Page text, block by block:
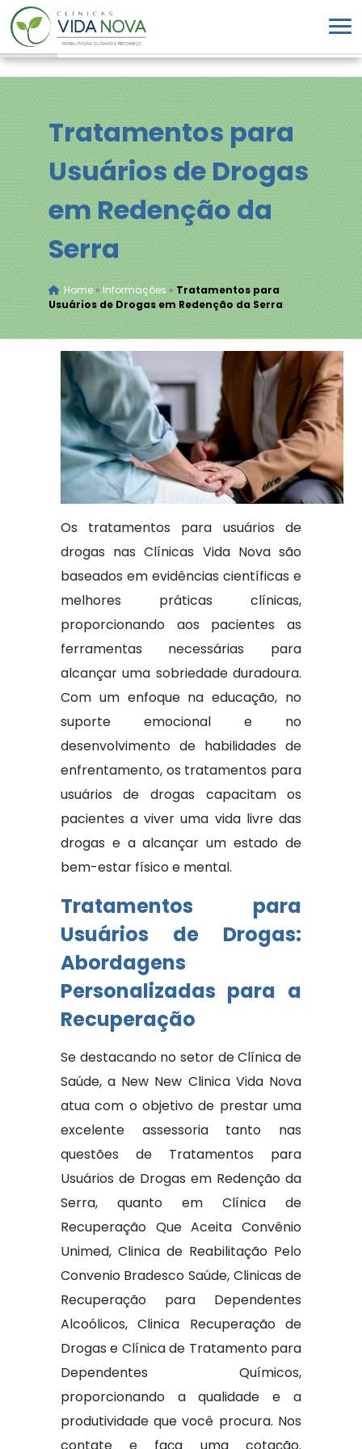
Tratamentos para
Usuários de Drogas
em Redenção da
Serra
Home» Informações » Tratamentos para
Usuários de Drogas em Redenção da Serra
Os tratamentos para usuários de
drogas nas Clínicas Vida Nova são
baseados em evidências científicas e
melhores práticas clínicas,
proporcionando aos pacientes as
ferramentas necessárias para
alcançar uma sobriedade duradoura.
Com um enfoque na educação, no
suporte emocional e no
desenvolvimento de habilidades de
enfrentamento, os tratamentos para
usuários de drogas capacitam os
pacientes a viver uma vida livre das
drogas e a alcançar um estado de
bem-estar físico e mental.
Tratamentos para
Usuários de Drogas:
Abordagens
Personalizadas para a
Recuperação
Se destacando no setor de Clínica de
Saúde, a New New Clinica Vida Nova
atua com o objetivo de prestar uma
excelente assessoria tanto nas
questões de Tratamentos para
Usuários de Drogas em Redenção da
Serra, quanto em Clínica de
Recuperação Que Aceita Convênio
Unimed, Clinica de Reabilitação Pelo
Convenio Bradesco Saúde, Clinicas de
Recuperação para Dependentes
Alcoólicos, Clinica Recuperação de
Drogas e Clínica de Tratamento para
Dependentes Químicos,
proporcionando a qualidade e a
produtividade que você procura. Nos